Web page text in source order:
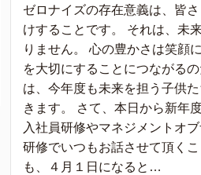
ゼロナイズの存在意義は、皆
けすることです。 それは、未
りません。 心の豊かさは笑顔
を大切にすることにつながる
は、今年度も未来を担う子供
きます。 さて、本日から新年
入社員研修やマネジメントオ
研修でいつもお話させて頂く
も、４月１日になると…